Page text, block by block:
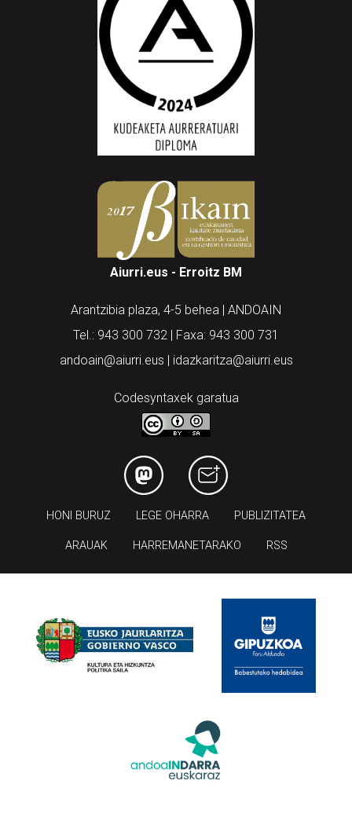
Aiurri.eus - Erroitz BM
Arantzibia plaza, 4-5 behea | ANDOAIN
Tel.: 943 300 732 | Faxa: 943 300 731
andoain@aiurri.eus | idazkaritza@aiurri.eus
Codesyntaxek garatua
HONI BURUZ LEGE OHARRA PUBLIZITATEA
ARAUAK HARREMANETARAKO RSS